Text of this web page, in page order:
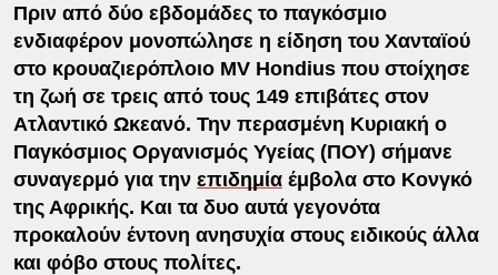
Πριν από δύο εβδομάδες το παγκόσμιο
ενδιαφέρον μονοπώλησε η είδηση του Χανταϊού
στο κρουαζιερόπλοιο MV Hondius που στοίχησε
τη ζωή σε τρεις από τους 149 επιβάτες στον
Ατλαντικό Ωκεανό. Την περασμένη Κυριακή ο
Παγκόσμιος Οργανισμός Υγείας (ΠΟΥ) σήμανε
συναγερμό για την επιδημίαέμβολα στο Κονγκό
της Αφρικής. Και τα δυο αυτά γεγονότα
προκαλούν έντονη ανησυχία στους ειδικούς άλλα
και φόβο στους πολίτες.